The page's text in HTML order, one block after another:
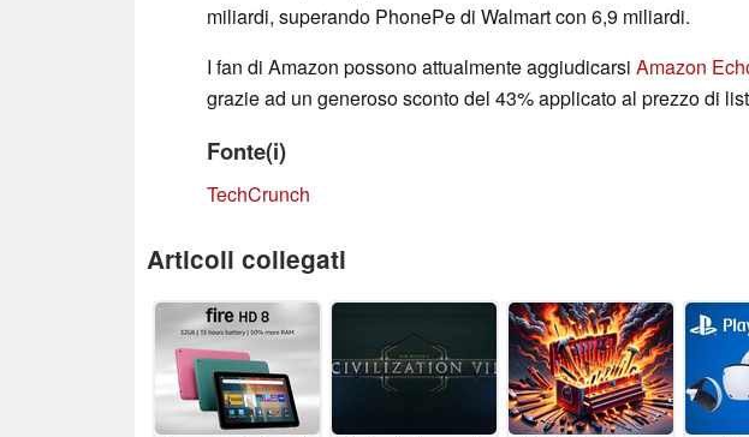
miliardi, superando PhonePe di Walmart con 6,9 miliardi.
I fan di Amazon possono attualmente aggiudicarsi Amazon
grazie ad un generoso sconto del 43% applicato al prezzo di
Fonte(i)
TechCrunch
Articoli collegati